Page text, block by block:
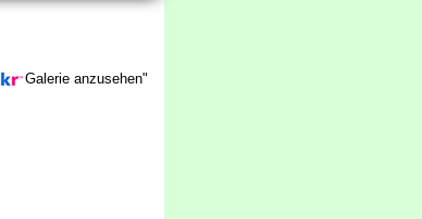
Galerie anzusehen"